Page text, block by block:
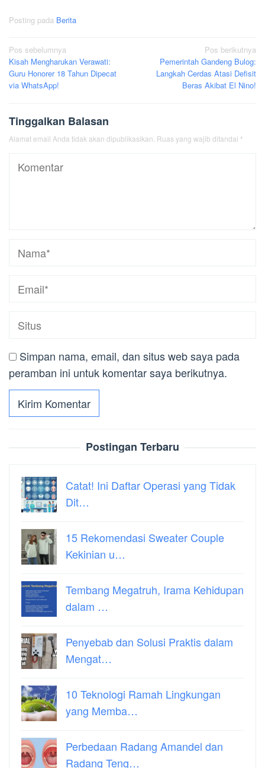
Posting pada Berita
Navigasi
pos
Pos sebelumnya
Kisah Mengharukan Verawati:
Guru Honorer 18 Tahun Dipecat
via WhatsApp!
Pos berikutnya
Pemerintah Gandeng Bulog:
Langkah Cerdas Atasi Defisit
Beras Akibat El Nino!
Tinggalkan Balasan
Alamat email Anda tidak akan dipublikasikan. Ruas yang wajib ditandai *
Simpan nama, email, dan situs web saya pada
peramban ini untuk komentar saya berikutnya.
Postingan Terbaru
Catat! Ini Daftar Operasi yang Tidak
Dit…
15 Rekomendasi Sweater Couple
Kekinian u…
Tembang Megatruh, Irama Kehidupan
dalam …
Penyebab dan Solusi Praktis dalam
Mengat…
10 Teknologi Ramah Lingkungan
yang Memba…
Perbedaan Radang Amandel dan
Radang Teng…